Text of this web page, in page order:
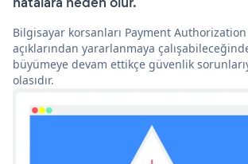
Bilgisayar korsanları Payment
açıklarından yararlanmaya
büyümeye devam ettikçe güvenlik
olasıdır.